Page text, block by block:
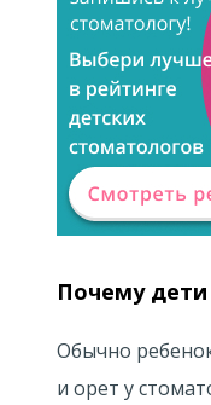
Почему дети
Обычно
и орет у